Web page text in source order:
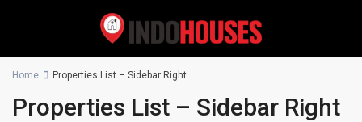
Home Properties List – Sidebar Right
Properties List – Sidebar Right